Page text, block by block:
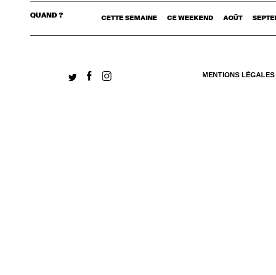
CONNECTEZ-
QUAND ? CETTE SEMAINE CE WEEKEND AOÛT
MENTIONS LÉGALES